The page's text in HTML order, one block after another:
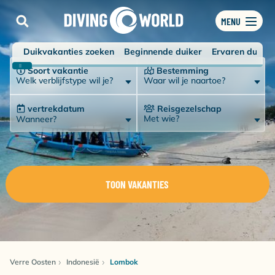
MENU
Duikvakanties zoeken Beginnende duiker
Ervaren duiker
Soort vakantie
Welk verblijfstype wil je?
Bestemming
Waar wil je naartoe?
vertrekdatum
Wanneer?
Reisgezelschap
Met wie?
TOON VAKANTIES
Verre Oosten Indonesië Lombok